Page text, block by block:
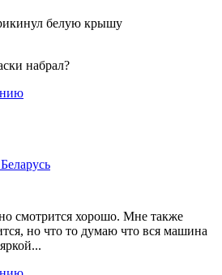
белую крышу
набрал?
смотрится хорошо. Мне также
но что то думаю что вся машина